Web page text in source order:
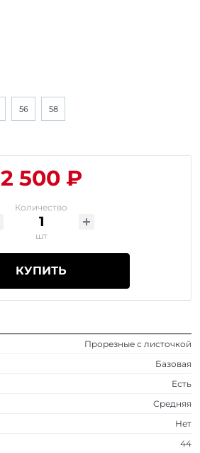
56 58
2 500 ₽
Количество
шт
КУПИТЬ
Прорезные с листочкой
Базовая
Есть
Средняя
Нет
44